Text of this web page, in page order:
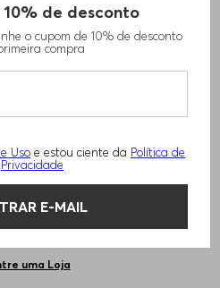
10% de desconto
o cupom de 10% de desconto
compra
Uso e estou ciente da Política de
Privacidade
E-MAIL
RESISTENTE
Informações do Tamanho
Tabela de Tamanhos
uma Loja